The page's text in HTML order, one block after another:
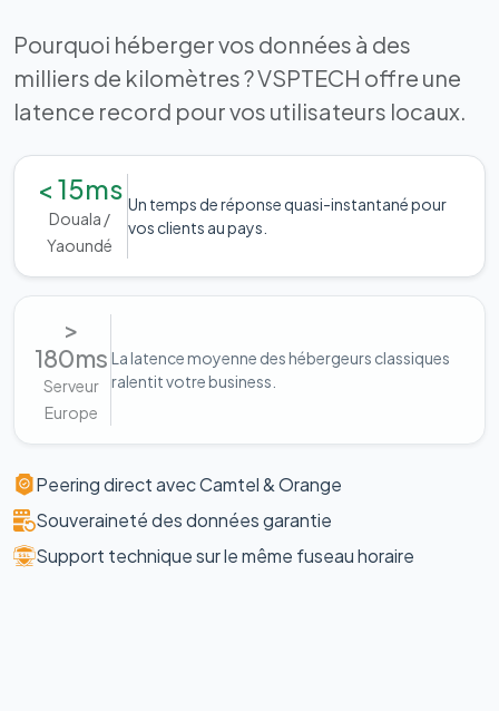
Pourquoi héberger vos données à des
milliers de kilomètres ? VSPTECH offre une
latence record pour vos utilisateurs locaux.
< 15ms
Douala /
Yaoundé
Un temps de réponse quasi-instantané pour
vos clients au pays.
>
180ms
Serveur
Europe
La latence moyenne des hébergeurs classiques
ralentit votre business.
Peering direct avec Camtel & Orange
Souveraineté des données garantie
Support technique sur le même fuseau horaire